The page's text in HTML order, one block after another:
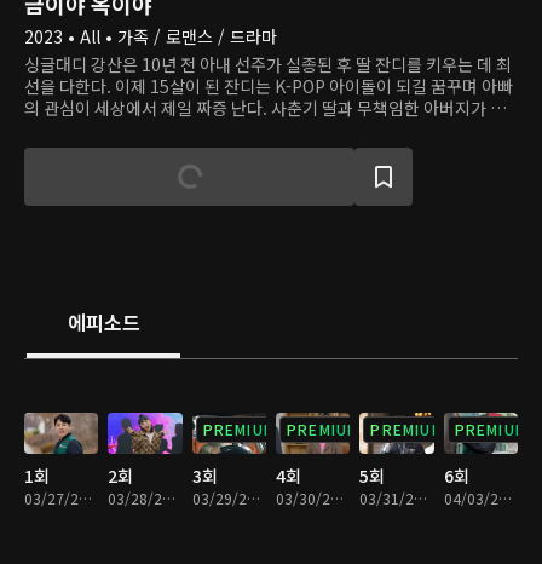
2023 • All • 가족 / 로맨스 / 드라마
싱글대디 강산은 10년 전 아내 선주가 실종된 후 딸 잔디를 키우는 데 최
선을 다한다. 이제 15살이 된 잔디는 K-POP 아이돌이 되길 꿈꾸며 아빠
의 관심이 세상에서 제일 짜증 난다. 사춘기 딸과 무책임한 아버지가 치
때, 한줄기 빛처럼 새로운 사랑이 찾아온다. 큰 식품기업 집안의 딸 미래
는 친부에게 버려지고 입양된 아픔이 있고, 자신처럼 상처받은 아이들의
치유를 돕고 싶다는 꿈을 품고 있다. 그 꿈을 실현하는 첫발을 내딛는 시
에피소드
1회
03/27/2023 • 28분
2회
03/28/2023 • 29분
PREMIUM
3회
03/29/2023 • 29분
PREMIUM
4회
03/30/2023 • 29분
PREMIUM
5회
03/31/2023 • 29분
PREMIUM
6회
04/03/2023 • 29분